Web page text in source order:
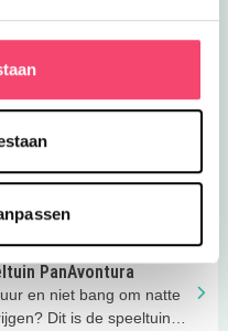
diploma A, B of C?
in Emmeloord!
PanAvontura
en niet bang om natte
Dit is de speeltuin